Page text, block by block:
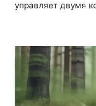
управляет двумя